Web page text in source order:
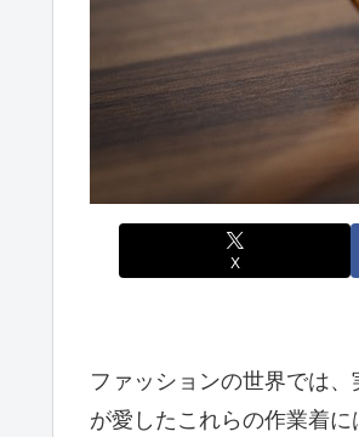
X
ファッションの世界では
が愛したこれらの作業着